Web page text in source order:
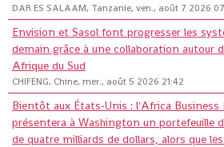
DAR ES SALAAM, Tanzanie, ven., août 7 2026
Envision et Sasol font progresser les
demain grâce à une collaboration autour
Afrique du Sud
CHIFENG, Chine, mer., août 5 2026 21:42
Bientôt aux États-Unis : l'Africa
présentera à Washington un portefeuille
de quatre milliards de dollars, alors que